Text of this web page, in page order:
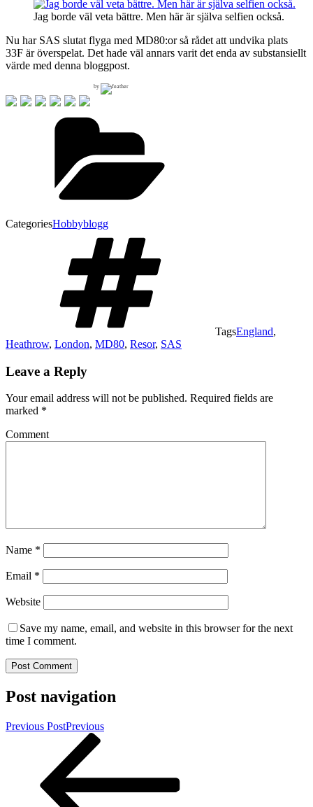
Jag borde väl veta bättre. Men här är själva selfien också.
Nu har SAS slutat flyga med MD80:or så rådet att undvika plats
33F är överspelat. Det hade väl annars varit det enda av substansiellt
värde med denna bloggpost.
by
CategoriesHobbyblogg
TagsEngland,
Heathrow, London, MD80, Resor, SAS
Leave a Reply
Your email address will not be published. Required fields are
marked *
Comment
Name *
Email *
Website
Save my name, email, and website in this browser for the next
time I comment.
Post navigation
Previous PostPrevious